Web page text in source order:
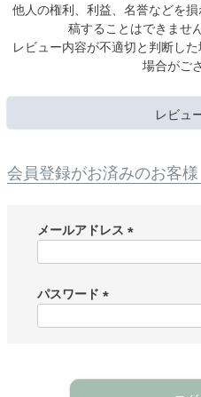
他人の権利、利益、名誉などを
稿することはできませ
レビュー内容が不適切と判断し
場合がご
レビュ
会員登録がお済みのお客様
メールアドレス
)
パスワード